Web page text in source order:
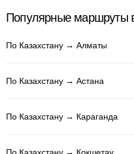
Популярные маршруты
По Казахстану → Алматы
По Казахстану → Астана
По Казахстану → Караганда
По Казахстану → Кокшетау